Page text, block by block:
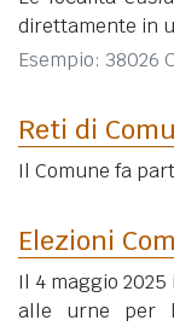
direttamente in
Esempio: 38026
Reti di
Il Comune fa
Elezioni
Il 4 maggio
alle urne per